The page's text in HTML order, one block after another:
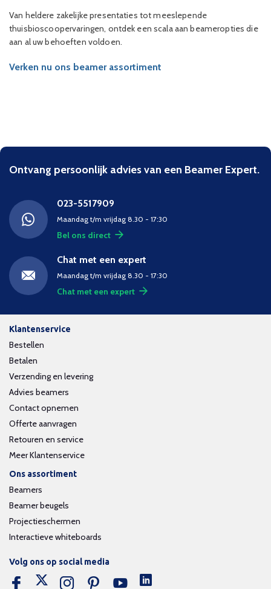
Van heldere zakelijke presentaties tot meeslepende
thuisbioscoopervaringen, ontdek een scala aan beameropties die
aan al uw behoeften voldoen.
Verken nu ons beamer assortiment
Ontvang persoonlijk advies van een Beamer Expert.
023-5517909
Maandag t/m vrijdag 8.30 - 17:30
Bel ons direct
Chat met een expert
Maandag t/m vrijdag 8.30 - 17:30
Chat met een expert
Klantenservice
Bestellen
Betalen
Verzending en levering
Advies beamers
Contact opnemen
Offerte aanvragen
Retouren en service
Meer Klantenservice
Ons assortiment
Beamers
Beamer beugels
Projectieschermen
Interactieve whiteboards
Volg ons op social media